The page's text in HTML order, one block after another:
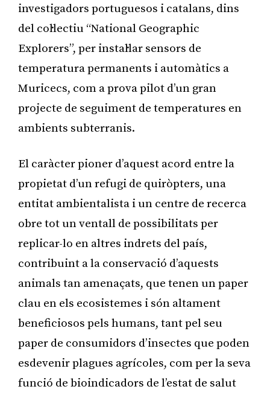
investigadors portuguesos i catalans, dins
del col·lectiu “National Geographic
Explorers”, per instal·lar sensors de
temperatura permanents i automàtics a
Muricecs, com a prova pilot d’un gran
projecte de seguiment de temperatures en
ambients subterranis.
El caràcter pioner d’aquest acord entre la
propietat d’un refugi de quiròpters, una
entitat ambientalista i un centre de recerca
obre tot un ventall de possibilitats per
replicar-lo en altres indrets del país,
contribuint a la conservació d’aquests
animals tan amenaçats, que tenen un paper
clau en els ecosistemes i són altament
beneficiosos pels humans, tant pel seu
paper de consumidors d’insectes que poden
esdevenir plagues agrícoles, com per la seva
funció de bioindicadors de l’estat de salut